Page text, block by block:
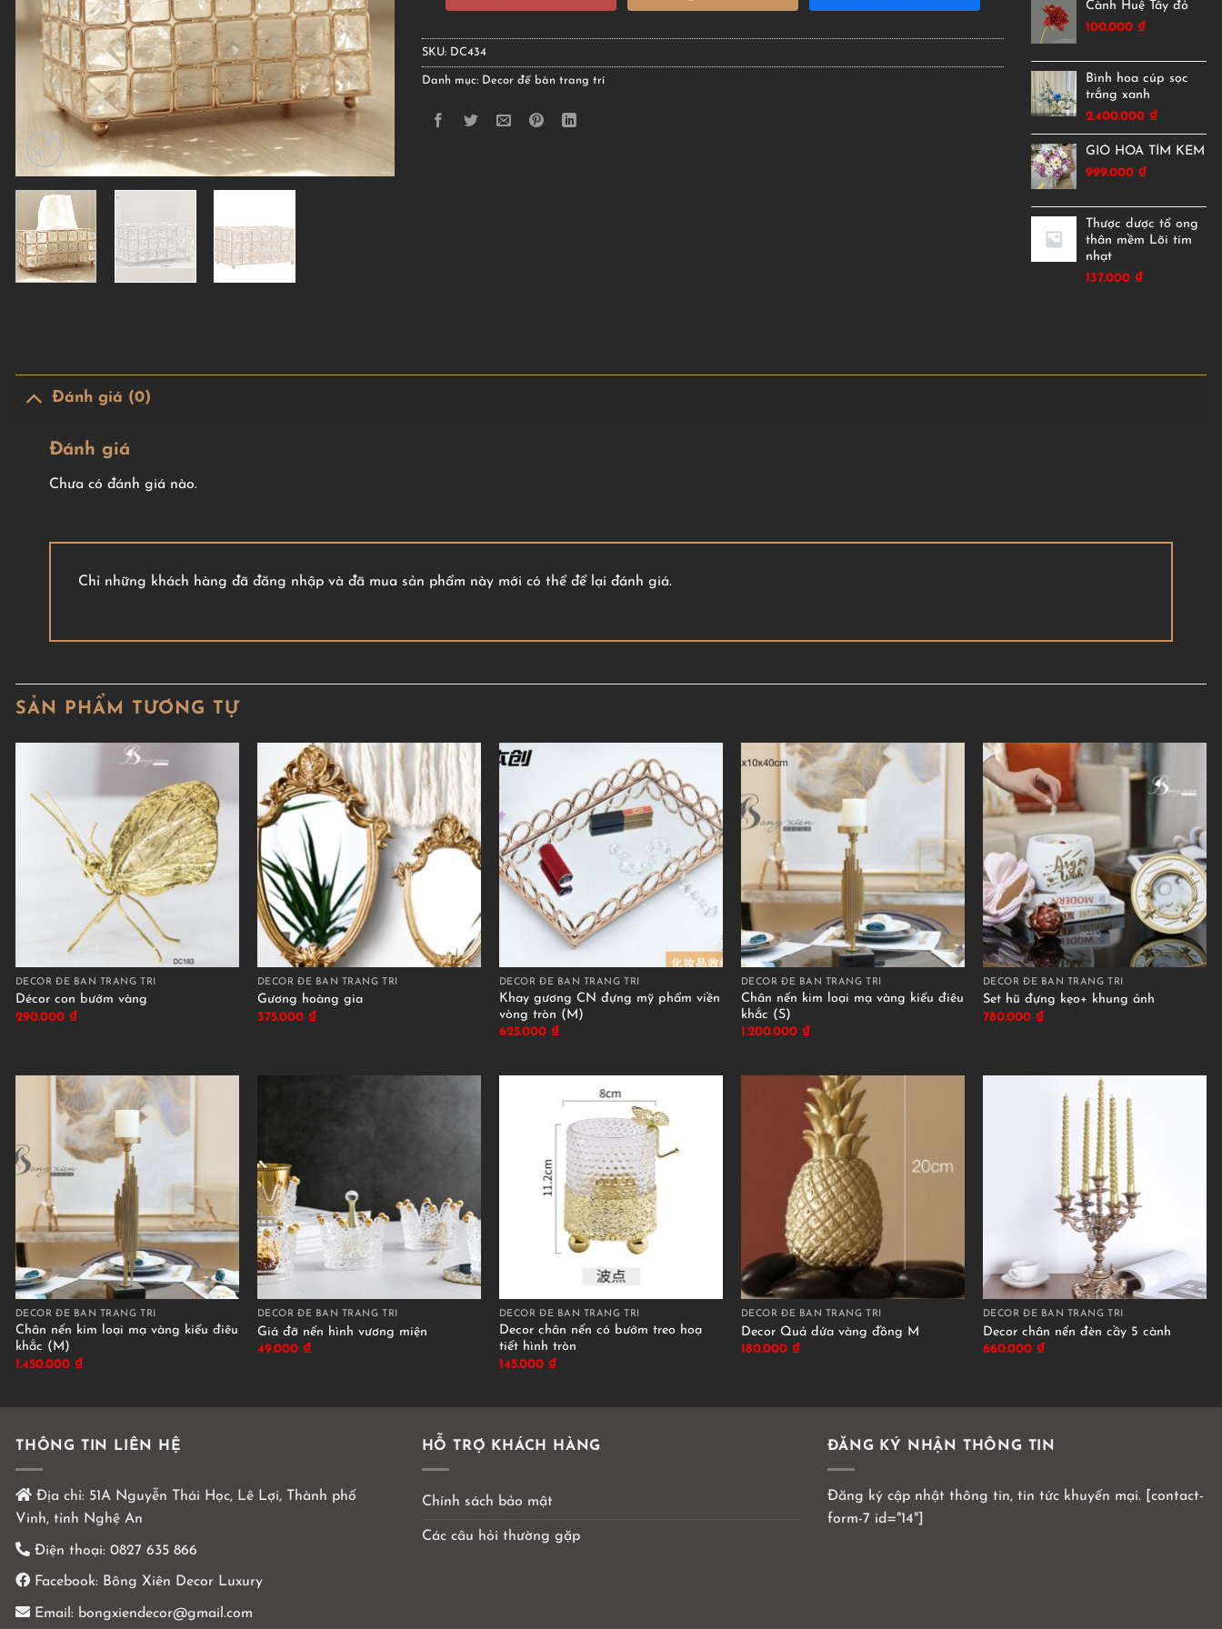
SKU: DC434
Danh mục: Decor để bàn trang trí
Cành Huệ Tây đỏ
100.000 ₫
Bình hoa cúp sọc
trắng xanh
2.400.000 ₫
GIỎ HOA TÍM KEM
999.000 ₫
Thược dược tổ ong
thân mềm Lõi tím
nhạt
137.000 ₫
Đánh giá (0)
Đánh giá
Chưa có đánh giá nào.
Chỉ những khách hàng đã đăng nhập và đã mua sản phẩm này mới có thể để lại đánh giá.
SẢN PHẨM TƯƠNG TỰ
DECOR ĐỂ BÀN TRANG TRÍ
Décor con bướm vàng
290.000 ₫
DECOR ĐỂ BÀN TRANG TRÍ
Gương hoàng gia
375.000 ₫
DECOR ĐỂ BÀN TRANG TRÍ
Khay gương CN đựng mỹ phẩm viền
vòng tròn (M)
625.000 ₫
DECOR ĐỂ BÀN TRANG TRÍ
Chân nến kim loại mạ vàng kiểu điêu
khắc (S)
1.200.000 ₫
DECOR ĐỂ BÀN TRANG TRÍ
Set hũ đựng kẹo+ khung ảnh
780.000 ₫
DECOR ĐỂ BÀN TRANG TRÍ
Chân nến kim loại mạ vàng kiểu điêu
khắc (M)
1.450.000 ₫
DECOR ĐỂ BÀN TRANG TRÍ
Giá đỡ nến hình vương miện
49.000 ₫
DECOR ĐỂ BÀN TRANG TRÍ
Decor chân nến có bướm treo hoạ
tiết hình tròn
145.000 ₫
DECOR ĐỂ BÀN TRANG TRÍ
Decor Quả dứa vàng đồng M
180.000 ₫
DECOR ĐỂ BÀN TRANG TRÍ
Decor chân nến đèn cầy 5 cành
660.000 ₫
THÔNG TIN LIÊN HỆ
Địa chỉ: 51A Nguyễn Thái Học, Lê Lợi, Thành phố
Vinh, tỉnh Nghệ An
Điện thoại: 0827 635 866
Facebook: Bông Xiên Decor Luxury
Email: bongxiendecor@gmail.com
HỖ TRỢ KHÁCH HÀNG
Chính sách bảo mật
Các câu hỏi thường gặp
ĐĂNG KÝ NHẬN THÔNG TIN
Đăng ký cập nhật thông tin, tin tức khuyến mại. [contact-
form-7 id="14"]